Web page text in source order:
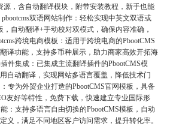
源，含自动翻译模块，附带安装教程，新手也能
双语网站制作：轻松实现中英文双语或
，自动翻译+手动校对双模式，确保内容准确，
跨境电商模板：适用于跨境电商的PbootCMS
译功能，支持多币种展示，助力商家高效开拓海
件集成：已集成主流翻译插件的PbootCMS模
自动翻译，实现网站多语言覆盖，降低技术门
专为外贸企业打造的PbootCMS官网模板，具备
友好等特性，免费下载，快速建立专业国际形
：支持多语言自由切换的PbootCMS模板，自动
义，满足不同地区客户访问需求，提升转化率。